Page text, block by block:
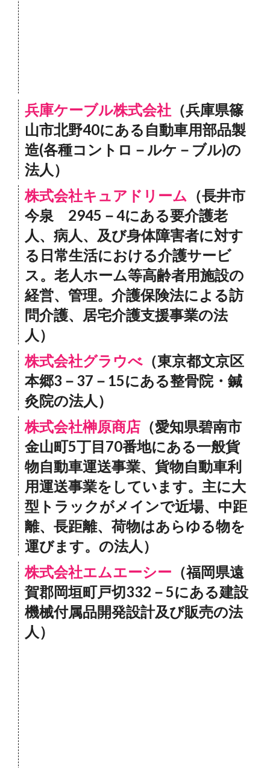
兵庫ケーブル株式会社 （兵庫県篠
山市北野40にある自動車用部品製
造(各種コントロ－ルケ－ブル)の
法人）
株式会社キュアドリーム （長井市
今泉 2945－4にある要介護老
人、病人、及び身体障害者に対す
る日常生活における介護サービ
ス。老人ホーム等高齢者用施設の
経営、管理。介護保険法による訪
問介護、居宅介護支援事業の法
人）
株式会社グラウべ （東京都文京区
本郷3－37－15にある整骨院・鍼
灸院の法人）
株式会社榊原商店 （愛知県碧南市
金山町5丁目70番地にある一般貨
物自動車運送事業、貨物自動車利
用運送事業をしています。主に大
型トラックがメインで近場、中距
離、長距離、荷物はあらゆる物を
運びます。の法人）
株式会社エムエーシー （福岡県遠
賀郡岡垣町戸切332－5にある建設
機械付属品開発設計及び販売の法
人）